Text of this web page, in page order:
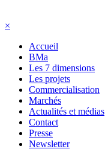
×
Accueil
BMa
Les 7 dimensions
Les projets
Commercialisation
Marchés
Actualités et médias
Contact
Presse
Newsletter